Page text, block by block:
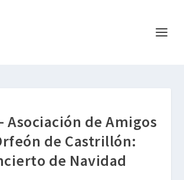
Asociación de Amigos
de Castrillón:
de Navidad